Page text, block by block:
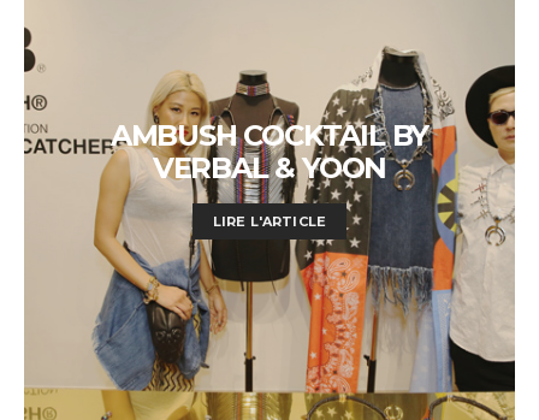
AMBUSH COCKTAIL BY
VERBAL & YOON
LIRE L'ARTICLE